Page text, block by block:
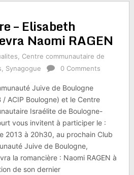
– Elisabeth
Naomi RAGEN
Centre communautaire de
Synagogue 0 Comments
Juive de Boulogne
/ ACIP Boulogne) et le Centre
Israélite de Boulogne-
vous invitent à participer le :
2013 à 20h30, au prochain Club
Juive de Boulogne,
la romancière : Naomi RAGEN à
de son dernier